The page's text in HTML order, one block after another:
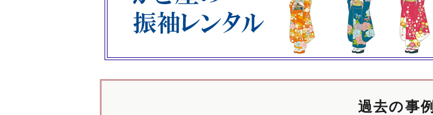
過去の事例